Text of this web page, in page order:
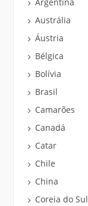
Argentina
Austrália
Áustria
Bélgica
Bolívia
Brasil
Camarões
Canadá
Catar
Chile
China
Coreia do Sul